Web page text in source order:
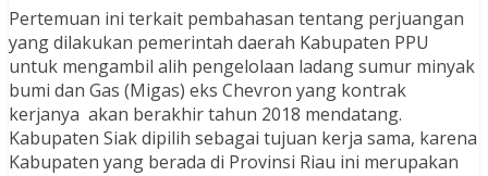
Pertemuan ini terkait pembahasan tentang perjuangan
yang dilakukan pemerintah daerah Kabupaten PPU
untuk mengambil alih pengelolaan ladang sumur minyak
bumi dan Gas (Migas) eks Chevron yang kontrak
kerjanya akan berakhir tahun 2018 mendatang.
Kabupaten Siak dipilih sebagai tujuan kerja sama, karena
Kabupaten yang berada di Provinsi Riau ini merupakan